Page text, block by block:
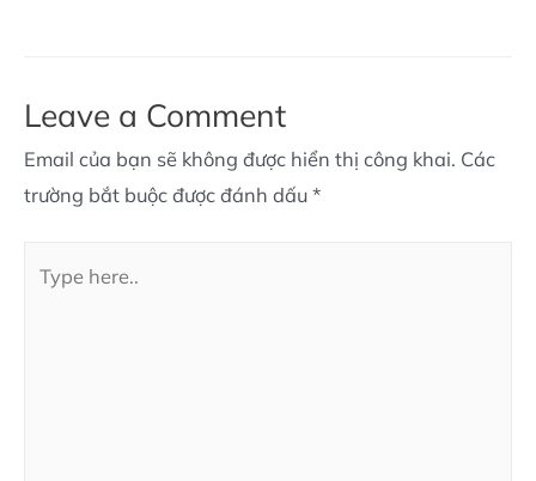
Leave a Comment
Email của bạn sẽ không được hiển thị công khai. Các
trường bắt buộc được đánh dấu *
here..